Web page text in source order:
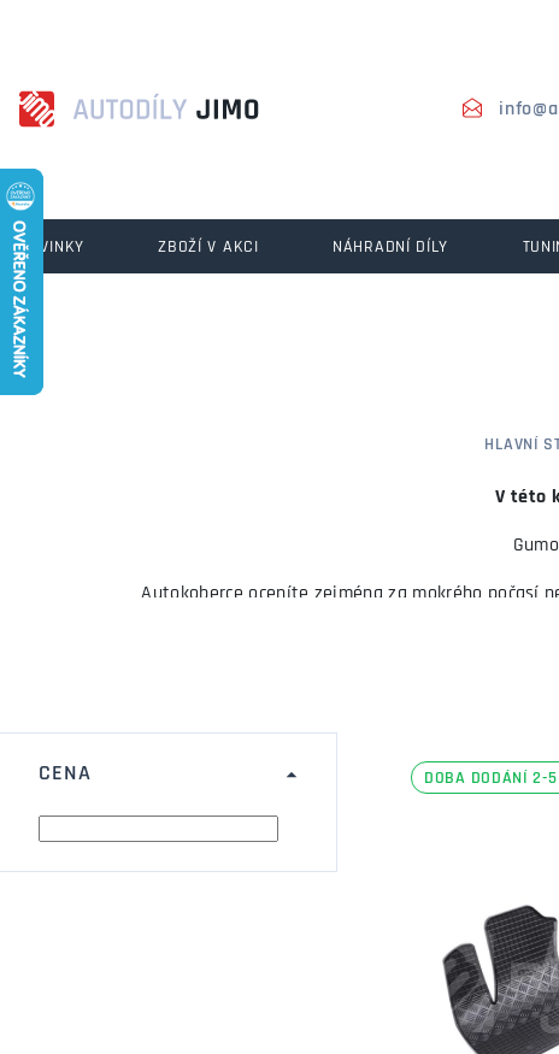
NOVINKY ZBOŽÍ V AKCI NÁHRADNÍ DÍLY
HLAVNÍ
V této
Autokoberce oceníte zejména za mokrého počasí
CENA DOBA DODÁNÍ 2-